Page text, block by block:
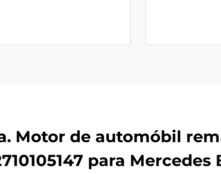
Motor de automóbil
para Mercedes